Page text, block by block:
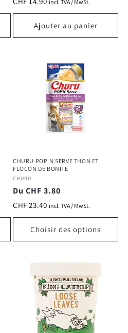
incl. TVA / MwSt.
Ajouter au panier
CHURU POP'N SERVE THON ET
FLOCON DE BONITE
Fournisseur :
CHURU
Prix
habituel
Du CHF 3.80
CHF 23.40 incl. TVA / MwSt.
Choisir des options